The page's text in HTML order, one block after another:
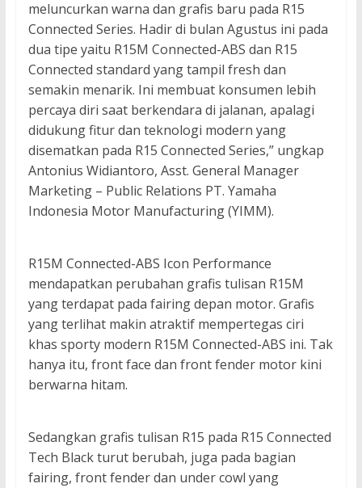
meluncurkan warna dan grafis baru pada R15
Connected Series. Hadir di bulan Agustus ini pada
dua tipe yaitu R15M Connected-ABS dan R15
Connected standard yang tampil fresh dan
semakin menarik. Ini membuat konsumen lebih
percaya diri saat berkendara di jalanan, apalagi
didukung fitur dan teknologi modern yang
disematkan pada R15 Connected Series,” ungkap
Antonius Widiantoro, Asst. General Manager
Marketing – Public Relations PT. Yamaha
Indonesia Motor Manufacturing (YIMM).
R15M Connected-ABS Icon Performance
mendapatkan perubahan grafis tulisan R15M
yang terdapat pada fairing depan motor. Grafis
yang terlihat makin atraktif mempertegas ciri
khas sporty modern R15M Connected-ABS ini. Tak
hanya itu, front face dan front fender motor kini
berwarna hitam.
Sedangkan grafis tulisan R15 pada R15 Connected
Tech Black turut berubah, juga pada bagian
fairing, front fender dan under cowl yang